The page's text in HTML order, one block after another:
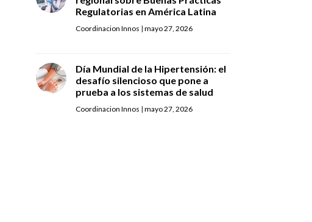
Regulatorias en América Latina
Coordinacion Innos | mayo 27, 2026
Día Mundial de la Hipertensión: el
desafío silencioso que pone a
prueba a los sistemas de salud
Coordinacion Innos | mayo 27, 2026